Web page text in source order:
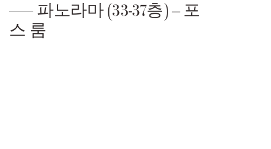
파노라마 (33-37층) – 포
스 룸